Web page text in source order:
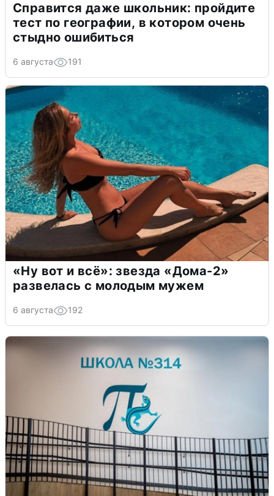
Справится даже школьник: пройдите
тест по географии, в котором очень
стыдно ошибиться
6 августа 191
«Ну вот и всё»: звезда «Дома-2»
развелась с молодым мужем
6 августа 192